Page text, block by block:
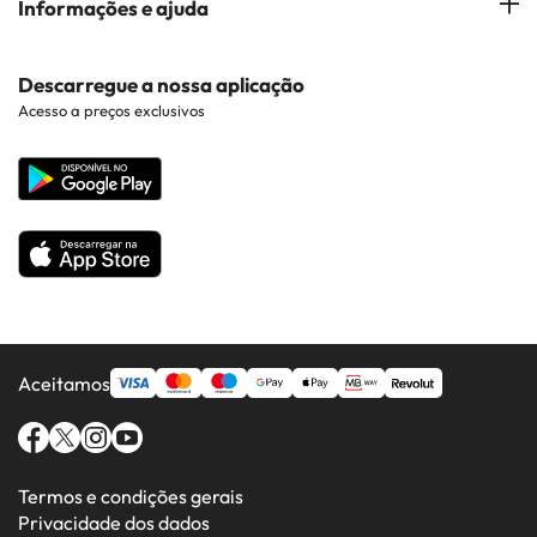
Costa Brava
Costa da luz
Hotéis em Regiões Populares
Todos os Hotéis
Informações e ajuda
Contacto
Web corporativa
Descarregue a nossa aplicação
Acesso a preços exclusivos
Aceitamos
Termos e condições gerais
Privacidade dos dados